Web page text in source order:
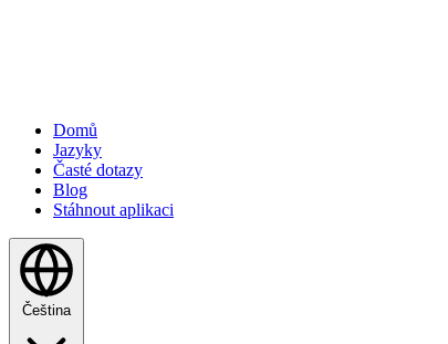
Domů
Jazyky
Časté dotazy
Blog
Stáhnout aplikaci
Čeština